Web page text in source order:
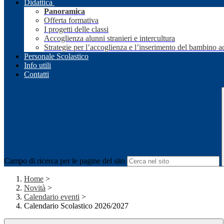
Didattica
Panoramica
Offerta formativa
I progetti delle classi
Accoglienza alunni stranieri e intercultura
Strategie per l’accoglienza e l’inserimento del bambino
Personale Scolastico
Info utili
Contatti
Campo di ricerca per le pagine del sito
Home >
Novità >
Calendario eventi >
Calendario Scolastico 2026/2027